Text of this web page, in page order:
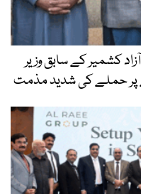
کشمیر کے سابق وزیر
پر حملے کی شدید مذمت